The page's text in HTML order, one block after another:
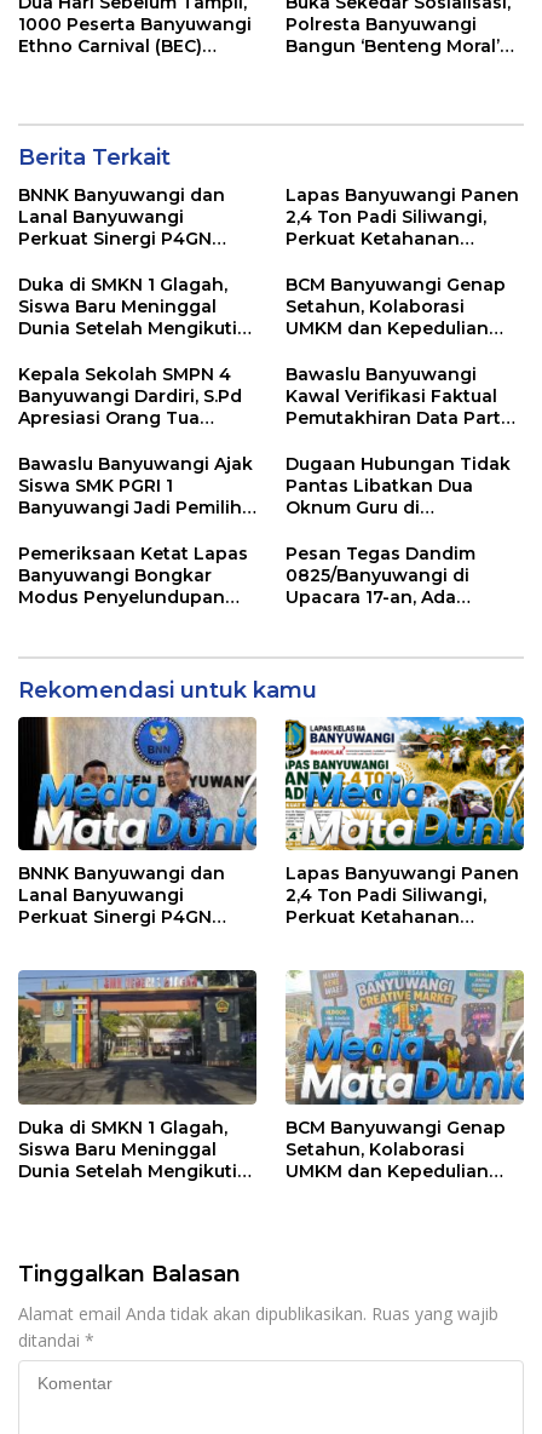
1000 Peserta Banyuwangi
Ethno Carnival (BEC)
Polresta Banyuwangi
Bangun ‘Benteng Moral’
Berita Terkait
BNNK Banyuwangi dan
Lanal Banyuwangi
Perkuat Sinergi P4GN
Lapas Banyuwangi Panen
2,4 Ton Padi Siliwangi,
Perkuat Ketahanan
Duka di SMKN 1 Glagah,
Siswa Baru Meninggal
Dunia Setelah Mengikuti
BCM Banyuwangi Genap
Setahun, Kolaborasi
UMKM dan Kepedulian
Anniversary
Kepala Sekolah SMPN 4
Banyuwangi Dardiri, S.Pd
Apresiasi Orang Tua
Pagi Sambut Siswa di
Depan Gerbang Sekolah
Bawaslu Banyuwangi
Kawal Verifikasi Faktual
Pemutakhiran Data Partai
Bawaslu Banyuwangi Ajak
Siswa SMK PGRI 1
Banyuwangi Jadi Pemilih
Dugaan Hubungan Tidak
Pantas Libatkan Dua
Oknum Guru di
Menunggu Klarifikasi
Pemeriksaan Ketat Lapas
Banyuwangi Bongkar
Modus Penyelundupan
Pesan Tegas Dandim
0825/Banyuwangi di
Upacara 17-an, Ada
Prajurit
Rekomendasi untuk kamu
BNNK Banyuwangi dan
Lanal Banyuwangi
Perkuat Sinergi P4GN
Lapas Banyuwangi Panen
2,4 Ton Padi Siliwangi,
Perkuat Ketahanan
Duka di SMKN 1 Glagah,
Siswa Baru Meninggal
Dunia Setelah Mengikuti
BCM Banyuwangi Genap
Setahun, Kolaborasi
UMKM dan Kepedulian
Tinggalkan Balasan
Alamat email Anda tidak akan dipublikasikan. Ruas yang wajib
ditandai *